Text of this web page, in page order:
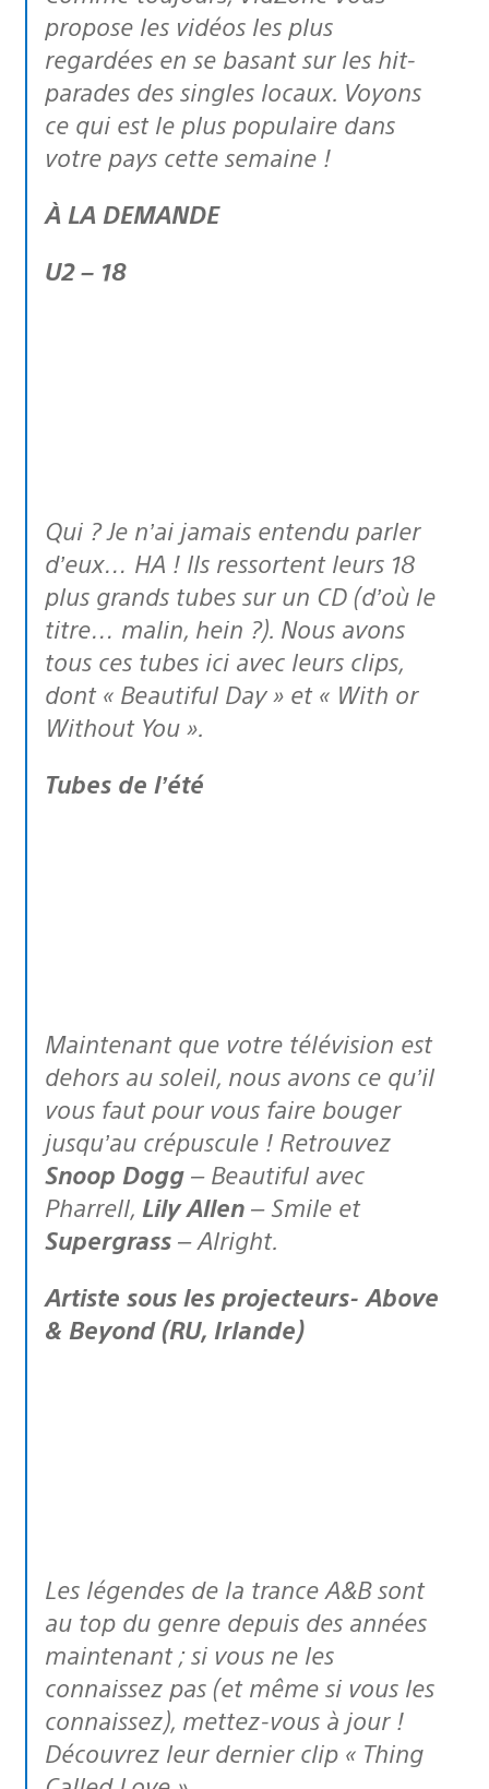
propose les vidéos les plus
regardées en se basant sur les hit-
parades des singles locaux. Voyons
ce qui est le plus populaire dans
votre pays cette semaine !
À LA DEMANDE
U2 – 18
Qui ? Je n’ai jamais entendu parler
d’eux… HA ! Ils ressortent leurs 18
plus grands tubes sur un CD (d’où le
titre… malin, hein ?). Nous avons
tous ces tubes ici avec leurs clips,
dont « Beautiful Day » et « With or
Without You ».
Tubes de l’été
Maintenant que votre télévision est
dehors au soleil, nous avons ce qu’il
vous faut pour vous faire bouger
jusqu’au crépuscule ! Retrouvez
Snoop Dogg – Beautiful avec
Pharrell, Lily Allen – Smile et
Supergrass – Alright.
Artiste sous les projecteurs- Above
& Beyond (RU, Irlande)
Les légendes de la trance A&B sont
au top du genre depuis des années
maintenant ; si vous ne les
connaissez pas (et même si vous les
connaissez), mettez-vous à jour !
Découvrez leur dernier clip « Thing